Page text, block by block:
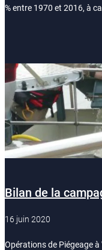
% entre 1970 et 2016, à
Bilan de la
16 juin 2020
Opérations de Piégeage